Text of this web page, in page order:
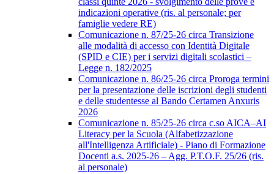
indicazioni operative (ris. al personale; per
famiglie vedere RE)
Comunicazione n. 87/25-26 circa Transizione
alle modalità di accesso con Identità Digitale
(SPID e CIE) per i servizi digitali scolastici –
Legge n. 182/2025
Comunicazione n. 86/25-26 circa Proroga termini
per la presentazione delle iscrizioni degli studenti
e delle studentesse al Bando Certamen Anxuris
2026
Comunicazione n. 85/25-26 circa c.so AICA–AI
Literacy per la Scuola (Alfabetizzazione
all'Intelligenza Artificiale) - Piano di Formazione
Docenti a.s. 2025-26 – Agg. P.T.O.F. 25/26 (ris.
al personale)